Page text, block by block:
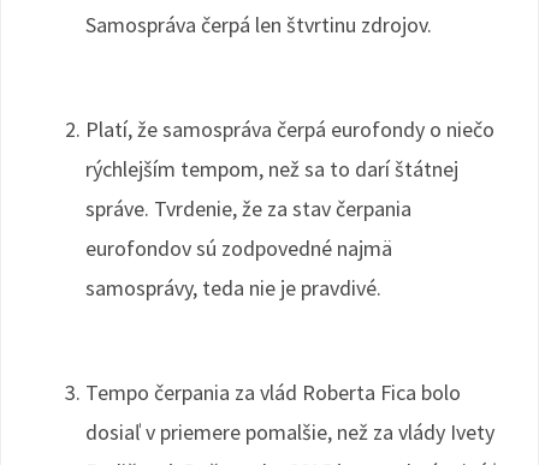
Samospráva čerpá len štvrtinu zdrojov.
Platí, že samospráva čerpá eurofondy o niečo
rýchlejším tempom, než sa to darí štátnej
správe. Tvrdenie, že za stav čerpania
eurofondov sú zodpovedné najmä
samosprávy, teda nie je pravdivé.
Tempo čerpania za vlád Roberta Fica bolo
dosiaľ v priemere pomalšie, než za vlády Ivety